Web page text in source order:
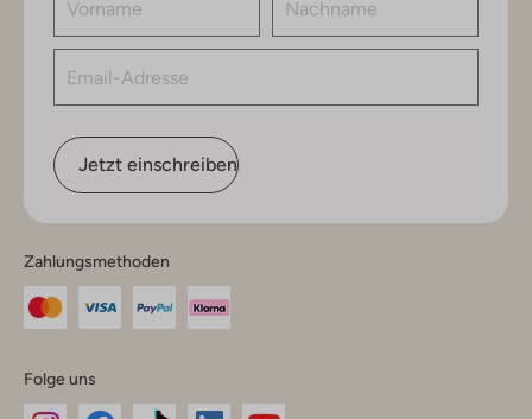
Jetzt einschreiben
Zahlungsmethoden
Folge uns